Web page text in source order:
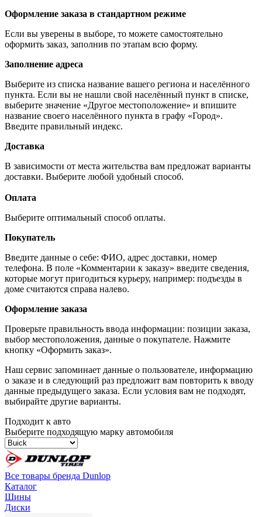
Оформление заказа в стандартном режиме
Если вы уверены в выборе, то можете самостоятельно
оформить заказ, заполнив по этапам всю форму.
Заполнение адреса
Выберите из списка название вашего региона и населённого
пункта. Если вы не нашли свой населённый пункт в списке,
выберите значение «Другое местоположение» и впишите
название своего населённого пункта в графу «Город».
Введите правильный индекс.
Доставка
В зависимости от места жительства вам предложат варианты
доставки. Выберите любой удобный способ.
Оплата
Выберите оптимальный способ оплаты.
Покупатель
Введите данные о себе: ФИО, адрес доставки, номер
телефона. В поле «Комментарии к заказу» введите сведения,
которые могут пригодиться курьеру, например: подъезды в
доме считаются справа налево.
Оформление заказа
Проверьте правильность ввода информации: позиции заказа,
выбор местоположения, данные о покупателе. Нажмите
кнопку «Оформить заказ».
Наш сервис запоминает данные о пользователе, информацию
о заказе и в следующий раз предложит вам повторить к вводу
данные предыдущего заказа. Если условия вам не подходят,
выбирайте другие варианты.
Подходит к авто
Выберите подходящую марку автомобиля
Все товары бренда Dunlop
Каталог
Шины
Диски